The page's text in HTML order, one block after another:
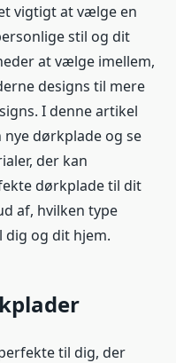
vigtigt at vælge en
stil og dit
at vælge imellem,
designs til mere
I denne artikel
dørkplade og se
der kan
dørkplade til dit
af, hvilken type
dig og dit hjem.
til dig, der